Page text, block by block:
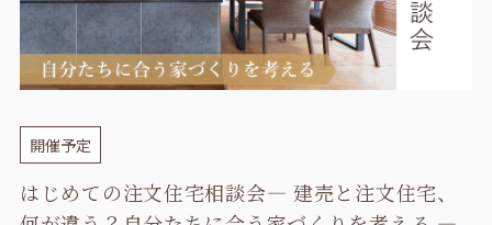
開催予定
はじめての注文住宅相談会― 建売と注文住宅、